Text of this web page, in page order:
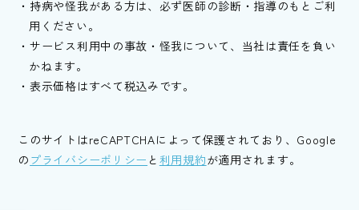
持病や怪我がある方は、必ず医師の診断・指導のもとご利
用ください。
サービス利用中の事故・怪我について、当社は責任を負い
かねます。
表示価格はすべて税込みです。
このサイトはreCAPTCHAによって保護されており、Google
の プライバシーポリシー と 利用規約が適用されます。